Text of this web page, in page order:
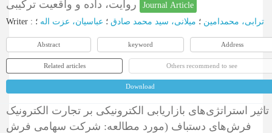
Journal Article
Writer : ترابی، محمدامین ؛ میلانی، سید محمد صادق ؛ عباسیان، عزت اله ؛
Abstract keyword Address
Related articles Others recommend to see
Download
تاثیر استراتژی‌های بازاریابی الکترونیکی بر تجارت الکترونیک
فرش‌های دستباف (مورد مطالعه: شرکت سهامی فرش